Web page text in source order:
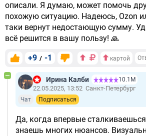
описали. Я думаю, может помочь
похожую ситуацию. Надеюсь, Ozon
таки вернут недостающую сумму.
всё решится в вашу пользу! 🙏
+9 / -1 картой
Ирина Калби 10.1М
22.05.2025, 13:52 Санкт-Петербург
Чат Подписаться
Да, когда впервые
знаешь многих нюансов.